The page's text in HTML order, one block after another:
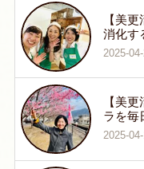
【美
消化す
2025-04-
【美
ラを毎
2025-